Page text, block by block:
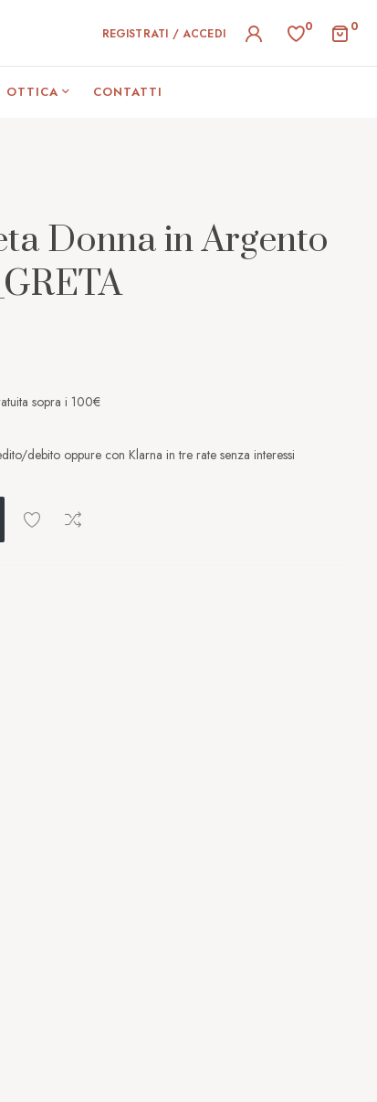
REGISTRATI / ACCEDI 0 0
OTTICA CONTATTI
Donna in Argento
sopra i 100€
debito oppure con Klarna in tre rate senza interessi